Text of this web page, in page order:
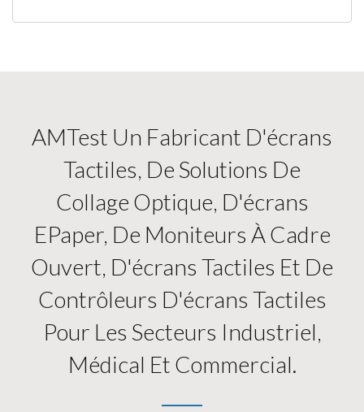
AMTest Un Fabricant D'écrans
Tactiles, De Solutions De
Collage Optique, D'écrans
EPaper, De Moniteurs À Cadre
Ouvert, D'écrans Tactiles Et De
Contrôleurs D'écrans Tactiles
Pour Les Secteurs Industriel,
Médical Et Commercial.